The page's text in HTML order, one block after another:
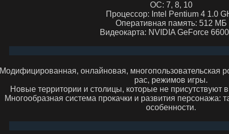
ОС: 7, 8, 10
Процессор: Intel Pentium 4 1.0
Оперативная память: 512 МБ
Видеокарта: NVIDIA GeForce
Модифицированная, онлайновая, многопользовательская
рас, режимов игры.
Новые территории и столицы, которые не присутствуют
Многообразная система прокачки и развития персонажа:
особенности.